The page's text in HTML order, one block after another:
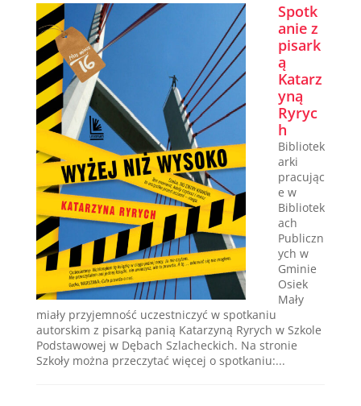
Spotk
anie z
pisark
ą
Katarz
yną
Ryryc
h
Bibliotek
arki
pracując
e w
Bibliotek
ach
Publiczn
ych w
Gminie
Osiek
Mały
miały przyjemność uczestniczyć w spotkaniu
autorskim z pisarką panią Katarzyną Ryrych w Szkole
Podstawowej w Dębach Szlacheckich. Na stronie
Szkoły można przeczytać więcej o spotkaniu:...